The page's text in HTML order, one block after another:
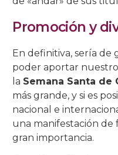
Promoción y
En definitiva, sería
poder aportar
la Semana Santa de
más grande, y si es
nacional e
una manifestación
gran importancia.